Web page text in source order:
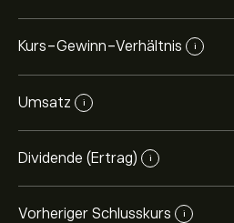
Kurs-Gewinn-Verhältnis i
Umsatz i
Dividende (Ertrag) i
Vorheriger Schlusskurs i